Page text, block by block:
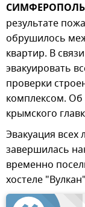
СИМФЕРОПОЛЬ,
результате
обрушилось
квартир. В
эвакуировать
проверки
комплексом. Об
крымского
Эвакуация
завершилась
временно
хостеле